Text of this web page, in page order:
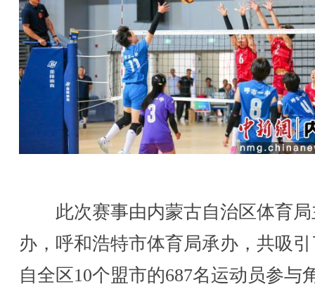
此次赛事由内蒙古自治区体育局
办，呼和浩特市体育局承办，共吸
自全区10个盟市的687名运动员参与